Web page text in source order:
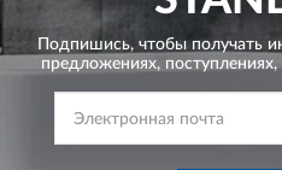
Подпишись, чтобы получать
предложениях,